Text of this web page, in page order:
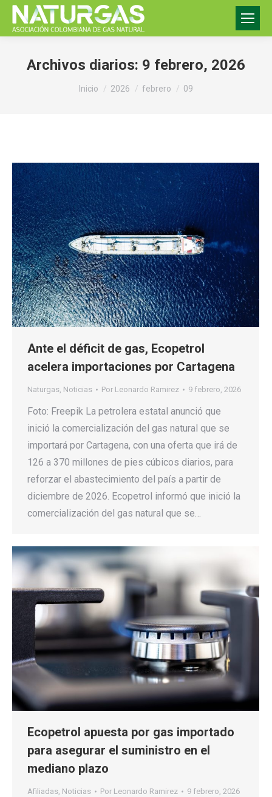
Archivos diarios: 9 febrero, 2026
Estás aquí:
Inicio 2026 febrero 09
Ante el déficit de gas, Ecopetrol
acelera importaciones por Cartagena
Naturgas, Noticias Por Leonardo Ramirez 9 febrero, 2026
Foto: Freepik La petrolera estatal anunció que
inició la comercialización del gas natural que se
importará por Cartagena, con una oferta que irá de
126 a 370 millones de pies cúbicos diarios, para
reforzar el abastecimiento del país a partir de
diciembre de 2026. Ecopetrol informó que inició la
comercialización del gas natural que se…
Ecopetrol apuesta por gas importado
para asegurar el suministro en el
mediano plazo
Afiliadas, Noticias Por Leonardo Ramirez 9 febrero, 2026